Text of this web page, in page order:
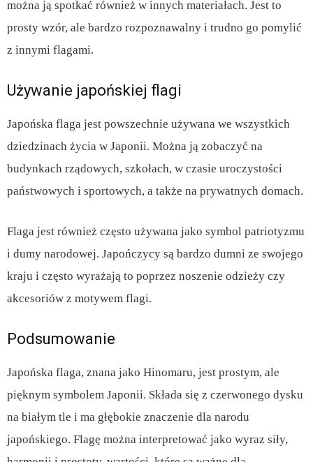
można ją spotkać również w innych materiałach. Jest to
prosty wzór, ale bardzo rozpoznawalny i trudno go pomylić
z innymi flagami.
Używanie japońskiej flagi
Japońska flaga jest powszechnie używana we wszystkich
dziedzinach życia w Japonii. Można ją zobaczyć na
budynkach rządowych, szkołach, w czasie uroczystości
państwowych i sportowych, a także na prywatnych domach.
Flaga jest również często używana jako symbol patriotyzmu
i dumy narodowej. Japończycy są bardzo dumni ze swojego
kraju i często wyrażają to poprzez noszenie odzieży czy
akcesoriów z motywem flagi.
Podsumowanie
Japońska flaga, znana jako Hinomaru, jest prostym, ale
pięknym symbolem Japonii. Składa się z czerwonego dysku
na białym tle i ma głębokie znaczenie dla narodu
japońskiego. Flagę można interpretować jako wyraz siły,